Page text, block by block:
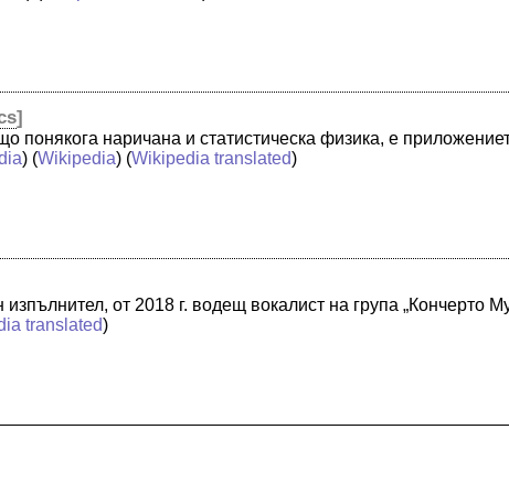
]
понякога наричана и статистическа физика, е
) (Wikipedia) (Wikipedia translated)
изпълнител, от 2018 г. водещ вокалист на група „Кончерто
translated)